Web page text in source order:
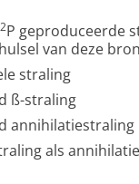
P geproduceerde
van deze
straling
ß-straling
annihilatiestraling
als